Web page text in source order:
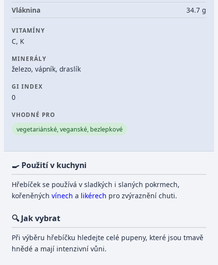
Vláknina
34.7 g
VITAMÍNY
C, K
MINERÁLY
železo, vápník, draslík
GI INDEX
0
VHODNÉ PRO
vegetariánské, veganské, bezlepkové
🍳 Použití v kuchyni
Hřebíček se používá v sladkých i slaných pokrmech,
kořeněnýchvínech a likérech pro zvýraznění chuti.
🔍 Jak vybrat
Při výběru hřebíčku hledejte celé pupeny, které jsou tmavě
hnědé a mají intenzivní vůni.